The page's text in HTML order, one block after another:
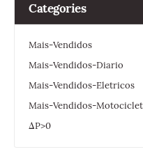
Categories
Mais-Vendidos
Mais-Vendidos-Diario
Mais-Vendidos-Eletricos
Mais-Vendidos-
ΔP>0